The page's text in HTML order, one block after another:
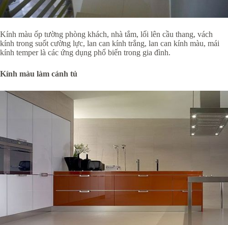
Kính màu ốp tường phòng khách, nhà tắm, lối lên cầu thang, vách
kính trong suốt cường lực, lan can kính trắng, lan can kính màu, mái
kính temper là các ứng dụng phổ biến trong gia đình.
Kính màu làm cánh tủ